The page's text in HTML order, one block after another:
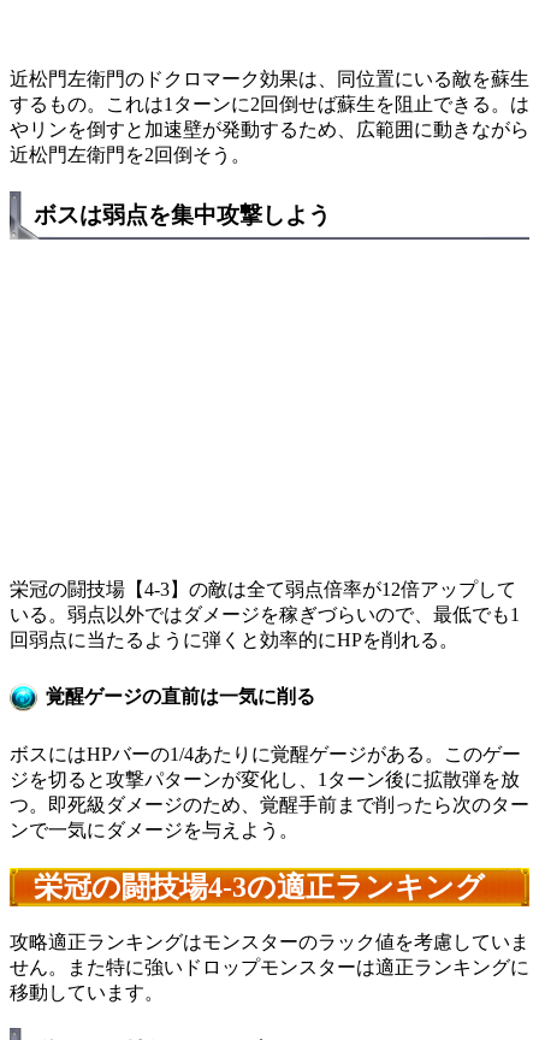
近松門左衛門のドクロマーク効果は、同位置にいる敵を蘇生
するもの。これは1ターンに2回倒せば蘇生を阻止できる。は
やリンを倒すと加速壁が発動するため、広範囲に動きながら
近松門左衛門を2回倒そう。
ボスは弱点を集中攻撃しよう
栄冠の闘技場【4-3】の敵は全て弱点倍率が12倍アップして
いる。弱点以外ではダメージを稼ぎづらいので、最低でも1
回弱点に当たるように弾くと効率的にHPを削れる。
覚醒ゲージの直前は一気に削る
ボスにはHPバーの1/4あたりに覚醒ゲージがある。このゲー
ジを切ると攻撃パターンが変化し、1ターン後に拡散弾を放
つ。即死級ダメージのため、覚醒手前まで削ったら次のター
ンで一気にダメージを与えよう。
栄冠の闘技場4-3の適正ランキング
攻略適正ランキングはモンスターのラック値を考慮していま
せん。また特に強いドロップモンスターは適正ランキングに
移動しています。